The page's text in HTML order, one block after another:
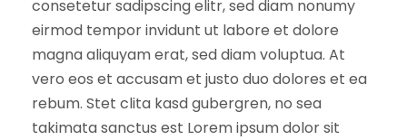
consetetur sadipscing elitr, sed diam nonumy
eirmod tempor invidunt ut labore et dolore
magna aliquyam erat, sed diam voluptua. At
vero eos et accusam et justo duo dolores et ea
rebum. Stet clita kasd gubergren, no sea
takimata sanctus est Lorem ipsum dolor sit